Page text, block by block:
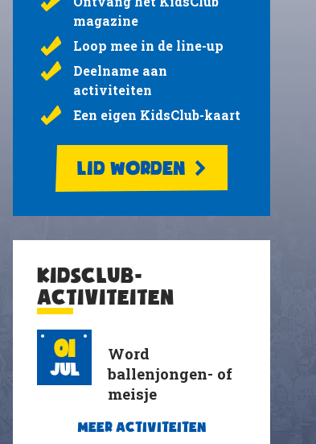
magazine
Loop mee in de line-up
Deelname aan
activiteiten
Een eigen KidsClub-kaart
LID WORDEN
KIDSCLUB-
ACTIVITEITEN
01
Jul
Word
ballenjongen- of
meisje
MEER ACTIVITEITEN